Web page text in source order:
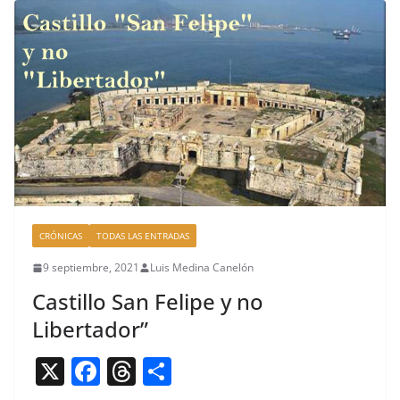
b
o
o
k
d
s
ar
tir
CRÓNICAS TODAS LAS ENTRADAS
9 septiembre, 2021 Luis Medina Canelón
Castillo San Felipe y no
Libertador”
X F T